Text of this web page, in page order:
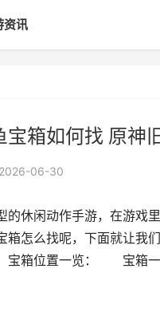
资讯
宝箱如何找 原神
06-30
的休闲动作手游，在游戏
箱怎么找呢，下面就让我
箱位置一览： 宝箱一